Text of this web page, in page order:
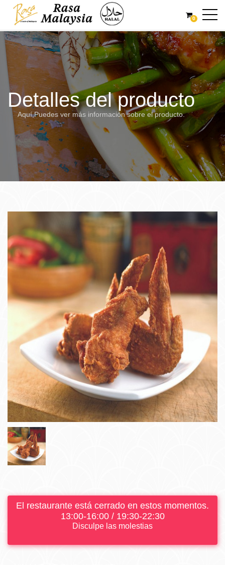
0
Detalles del producto
Aquí,Puedes ver más información sobre el producto.
El restaurante está cerrado en estos momentos.
13:00-16:00 / 19:30-22:30
Disculpe las molestias